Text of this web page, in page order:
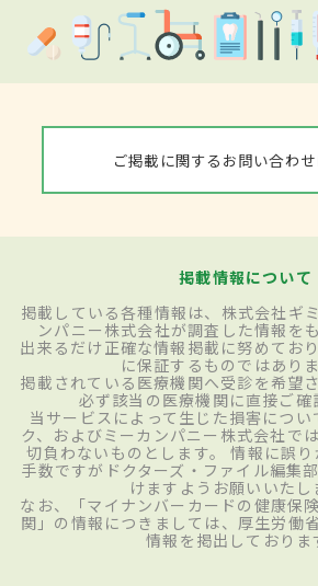
ご掲載に関するお問い合わ
掲載情報について
掲載している各種情報は、株式会社ギ
ンパニー株式会社が調査した情報を
出来るだけ正確な情報掲載に努めてお
に保証するものではありま
掲載されている医療機関へ受診を希望
必ず該当の医療機関に直接ご確
当サービスによって生じた損害につい
ク、およびミーカンパニー株式会社で
切負わないものとします。 情報に誤
手数ですがドクターズ・ファイル編集
けますようお願いいたし
なお、「マイナンバーカードの健康保
関」の情報につきましては、厚生労働
情報を掲出しておりま